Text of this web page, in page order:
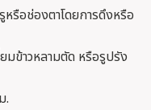
หรือช่องตาโดยการดึงหรือ
ข้าวหลามตัด หรือรูปรัง
.